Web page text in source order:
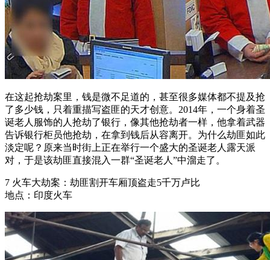
在这起抢劫案里，钱是微不足道的，甚至很多媒体都不提及抢
了多少钱，只着重描写盗匪的天才创意。2014年，一个身着圣
诞老人服饰的人抢劫了银行，像其他抢劫者一样，他拿着武器
告诉银行柜员他抢劫，在拿到钱后从容离开。为什么劫匪如此
淡定呢？原来当时街上正在举行一个盛大的圣诞老人露天派
对，于是该劫匪直接混入一群“圣诞老人”中溜走了。
7 火车大劫案：劫匪割开车厢顶盗走5千万卢比
地点：印度火车